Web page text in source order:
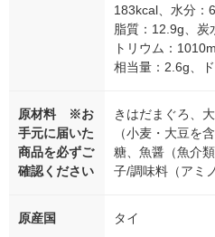
183kcal、水分：
脂質：12.9g、炭
トリウム：
相当量：2.6g、
原材料 ※お
手元に届いた
商品を必ずご
確認ください
きはだまぐろ、
（小麦・大豆を
糖、魚醤（魚介
子/調味料（アミ
原産国 タイ